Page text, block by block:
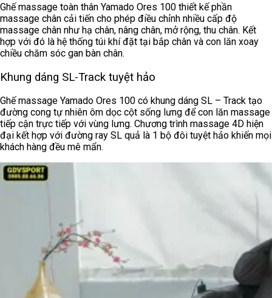
Ghế massage toàn thân Yamado Ores 100 thiết kế phần
massage chân cải tiến cho phép điều chỉnh nhiều cấp độ
massage chân như hạ chân, nâng chân, mở rộng, thu chân. Kết
hợp với đó là hệ thống túi khí đặt tại bắp chân và con lăn xoay
chiều chăm sóc gan bàn chân.
Khung dáng SL-Track tuyệt hảo
Ghế massage Yamado Ores 100 có khung dáng SL – Track tạo
đường cong tự nhiên ôm dọc cột sống lưng để con lăn massage
tiếp cận trực tiếp với vùng lưng. Chương trình massage 4D hiện
đại kết hợp với đường ray SL quả là 1 bộ đôi tuyệt hảo khiến mọi
khách hàng đều mê mẩn.